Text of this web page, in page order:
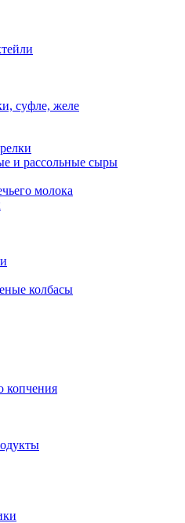
суфле, желе
и рассольные сыры
молока
колбасы
копчения